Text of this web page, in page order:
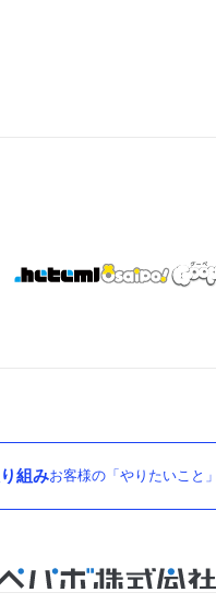
組みお客様の「やりたいこと